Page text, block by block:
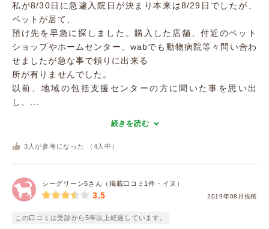
私が8/30日に急遽入院日が決まり本来は8/29日でしたが、
ペットが居て、
預け先を早急に探しました。購入した店舗、付近のペット
ショップやホームセンター、wabでも動物病院等々問い合わ
せましたが急な事で頼りに出来る
所が有りませんでした。
以前、地域の包括支援センターの方に聞いた事を思い出
し、...
続きを読む
3 人が参考になった （ 4 人中）
シーグリーン5さん（掲載口コミ1件・イヌ）
2019年08月投稿
3.5
この口コミは受診から5年以上経過しています。